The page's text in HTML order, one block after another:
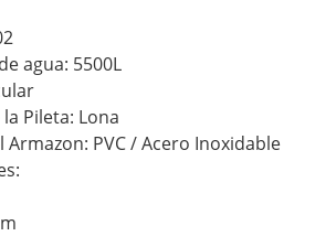
agua: 5500L
Pileta: Lona
Armazon: PVC / Acero Inoxidable